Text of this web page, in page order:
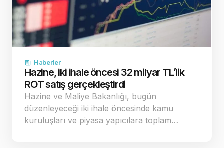
Haberler
Hazine, iki ihale öncesi 32 milyar TL’lik
ROT satış gerçekleştirdi
Hazine ve Maliye Bakanlığı, bugün
düzenleyeceği iki ihale öncesinde kamu
kuruluşları ve piyasa yapıcılara toplam…